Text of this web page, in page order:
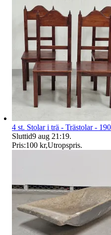
4 st. Stolar i trä - Trästolar -
Sluttid9 aug 21:19.
Pris:100 kr,Utropspris.